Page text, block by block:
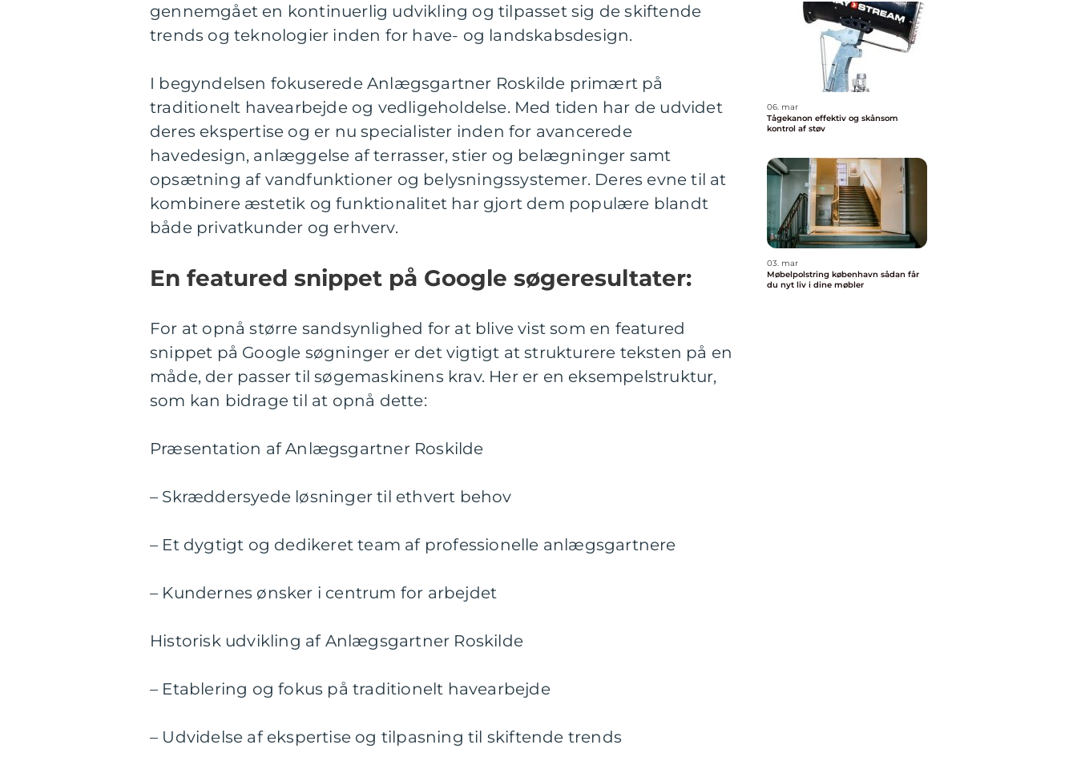
gennemgået en kontinuerlig udvikling og tilpasset sig de skiftende
trends og teknologier inden for have- og landskabsdesign.
I begyndelsen fokuserede Anlægsgartner Roskilde primært på
traditionelt havearbejde og vedligeholdelse. Med tiden har de udvidet
deres ekspertise og er nu specialister inden for avancerede
havedesign, anlæggelse af terrasser, stier og belægninger samt
opsætning af vandfunktioner og belysningssystemer. Deres evne til at
kombinere æstetik og funktionalitet har gjort dem populære blandt
både privatkunder og erhverv.
En featured snippet på Google søgeresultater:
For at opnå større sandsynlighed for at blive vist som en featured
snippet på Google søgninger er det vigtigt at strukturere teksten på en
måde, der passer til søgemaskinens krav. Her er en eksempelstruktur,
som kan bidrage til at opnå dette:
Præsentation af Anlægsgartner Roskilde
– Skræddersyede løsninger til ethvert behov
– Et dygtigt og dedikeret team af professionelle anlægsgartnere
– Kundernes ønsker i centrum for arbejdet
Historisk udvikling af Anlægsgartner Roskilde
– Etablering og fokus på traditionelt havearbejde
– Udvidelse af ekspertise og tilpasning til skiftende trends
06. mar
Tågekanon effektiv og skånsom
kontrol af støv
03. mar
Møbelpolstring københavn sådan får
du nyt liv i dine møbler